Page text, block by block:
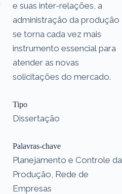
e suas inter-relações, a
administração da produção
se torna cada vez mais
instrumento essencial para
atender as novas
solicitações do mercado.
Tipo
Dissertação
Palavras-chave
Planejamento e Controle da
Produção, Rede de
Empresas